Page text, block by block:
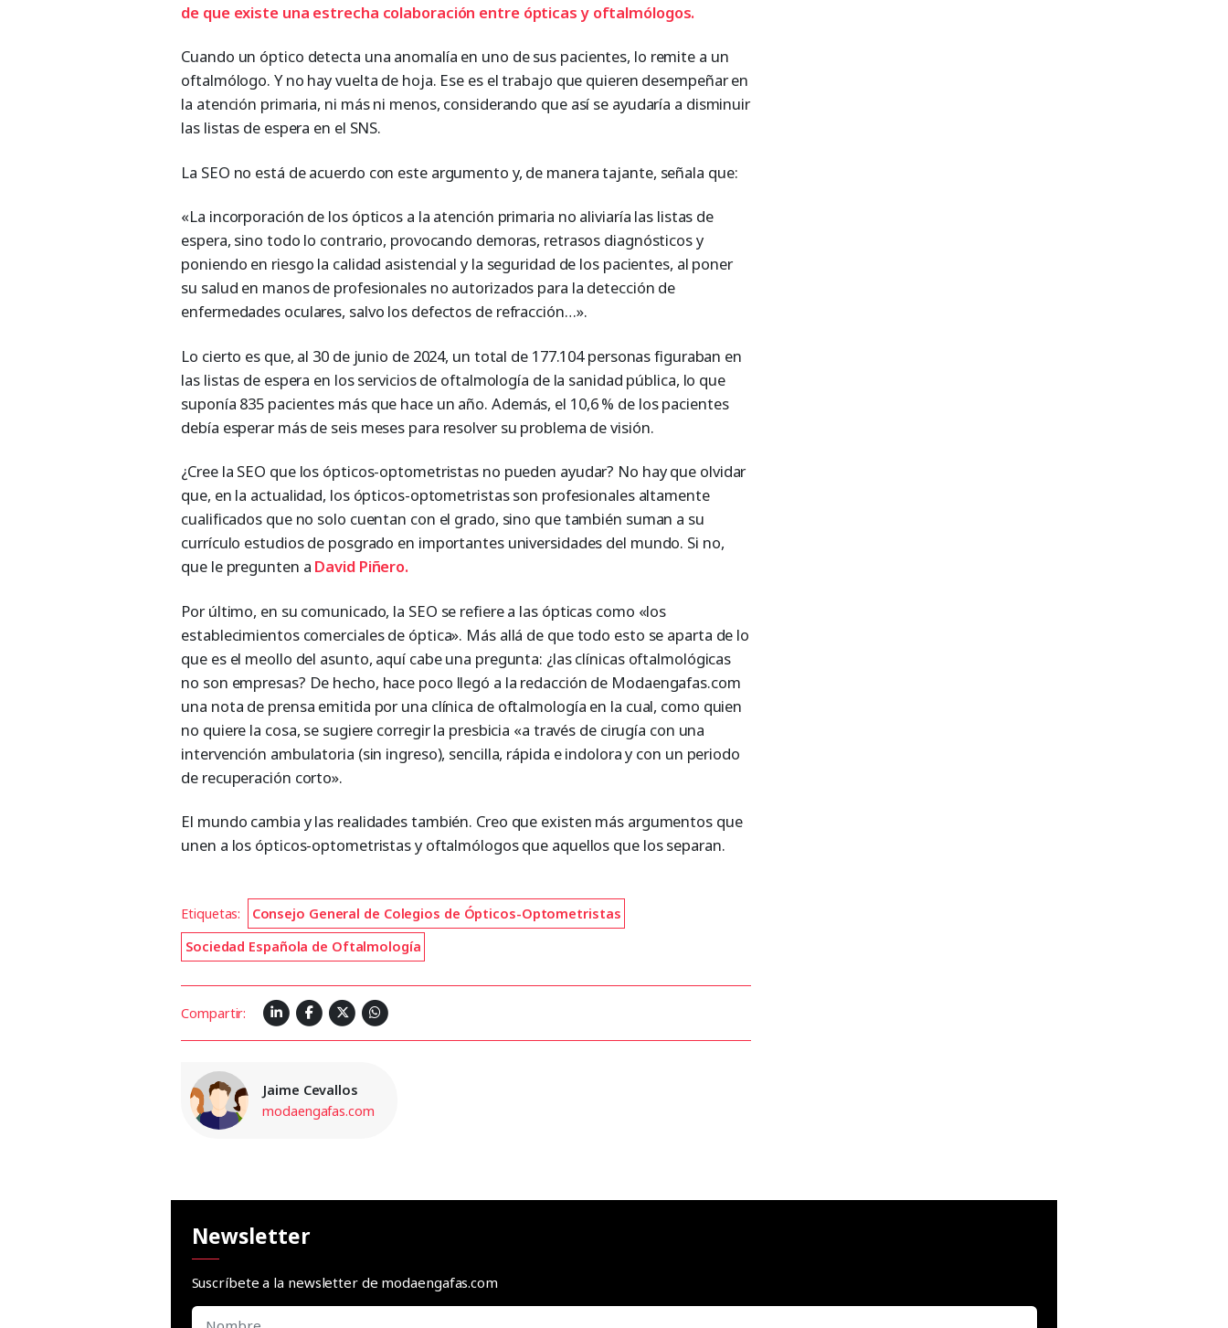
de que existe una estrecha colaboración entre ópticas y oftalmólogos.
Cuando un óptico detecta una anomalía en uno de sus pacientes, lo remite a un
oftalmólogo. Y no hay vuelta de hoja. Ese es el trabajo que quieren desempeñar en
la atención primaria, ni más ni menos, considerando que así se ayudaría a disminuir
las listas de espera en el SNS.
La SEO no está de acuerdo con este argumento y, de manera tajante, señala que:
«La incorporación de los ópticos a la atención primaria no aliviaría las listas de
espera, sino todo lo contrario, provocando demoras, retrasos diagnósticos y
poniendo en riesgo la calidad asistencial y la seguridad de los pacientes, al poner
su salud en manos de profesionales no autorizados para la detección de
enfermedades oculares, salvo los defectos de refracción…».
Lo cierto es que, al 30 de junio de 2024, un total de 177.104 personas figuraban en
las listas de espera en los servicios de oftalmología de la sanidad pública, lo que
suponía 835 pacientes más que hace un año. Además, el 10,6 % de los pacientes
debía esperar más de seis meses para resolver su problema de visión.
¿Cree la SEO que los ópticos-optometristas no pueden ayudar? No hay que olvidar
que, en la actualidad, los ópticos-optometristas son profesionales altamente
cualificados que no solo cuentan con el grado, sino que también suman a su
currículo estudios de posgrado en importantes universidades del mundo. Si no,
que le pregunten a David Piñero.
Por último, en su comunicado, la SEO se refiere a las ópticas como «los
establecimientos comerciales de óptica». Más allá de que todo esto se aparta de lo
que es el meollo del asunto, aquí cabe una pregunta: ¿las clínicas oftalmológicas
no son empresas? De hecho, hace poco llegó a la redacción de Modaengafas.com
una nota de prensa emitida por una clínica de oftalmología en la cual, como quien
no quiere la cosa, se sugiere corregir la presbicia «a través de cirugía con una
intervención ambulatoria (sin ingreso), sencilla, rápida e indolora y con un periodo
de recuperación corto».
El mundo cambia y las realidades también. Creo que existen más argumentos que
unen a los ópticos-optometristas y oftalmólogos que aquellos que los separan.
Etiquetas:
Consejo General de Colegios de Ópticos-Optometristas
Sociedad Española de Oftalmología
Compartir:
Jaime Cevallos
modaengafas.com
Newsletter
Suscríbete a la newsletter de modaengafas.com